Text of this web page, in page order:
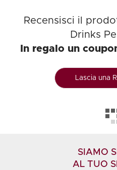
Recensisci il
Drinks
In regalo un
Lascia una
SIAMO
AL TUO